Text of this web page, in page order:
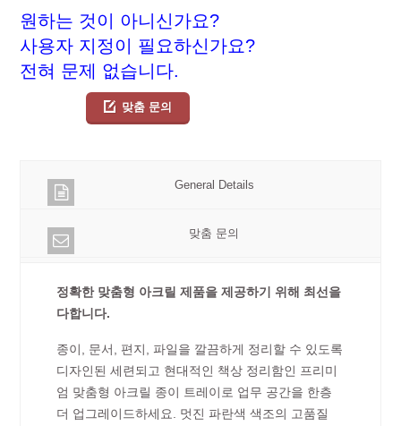
원하는 것이 아니신가요?
사용자 지정이 필요하신가요?
전혀 문제 없습니다.
맞춤 문의
General Details
맞춤 문의
정확한 맞춤형 아크릴 제품을 제공하기 위해 최선을
다합니다.
종이, 문서, 편지, 파일을 깔끔하게 정리할 수 있도록
디자인된 세련되고 현대적인 책상 정리함인 프리미
엄 맞춤형 아크릴 종이 트레이로 업무 공간을 한층
더 업그레이드하세요. 멋진 파란색 색조의 고품질